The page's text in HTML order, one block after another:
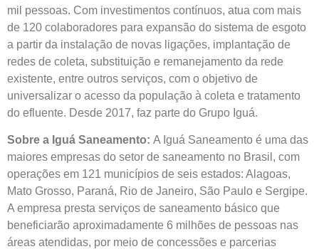
mil pessoas. Com investimentos contínuos, atua com mais
de 120 colaboradores para expansão do sistema de esgoto
a partir da instalação de novas ligações, implantação de
redes de coleta, substituição e remanejamento da rede
existente, entre outros serviços, com o objetivo de
universalizar o acesso da população à coleta e tratamento
do efluente. Desde 2017, faz parte do Grupo Iguá.
Sobre a Iguá Saneamento: A Iguá Saneamento é uma das
maiores empresas do setor de saneamento no Brasil, com
operações em 121 municípios de seis estados: Alagoas,
Mato Grosso, Paraná, Rio de Janeiro, São Paulo e Sergipe.
A empresa presta serviços de saneamento básico que
beneficiarão aproximadamente 6 milhões de pessoas nas
áreas atendidas, por meio de concessões e parcerias